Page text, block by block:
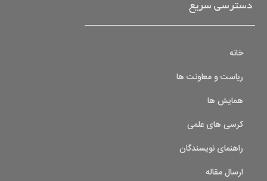
دسترسی سریع
خانه
ریاست و معاونت ها
همایش ها
کرسی های علمی
راهنمای نویسندگان
ارسال مقاله